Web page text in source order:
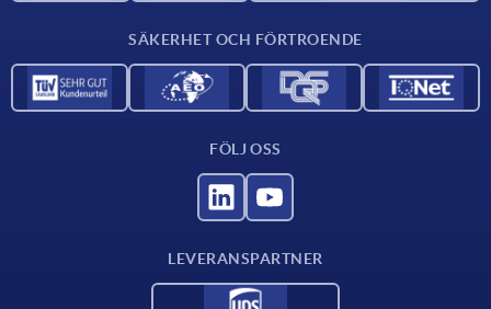
SÄKERHET OCH FÖRTROENDE
FÖLJ OSS
LEVERANSPARTNER